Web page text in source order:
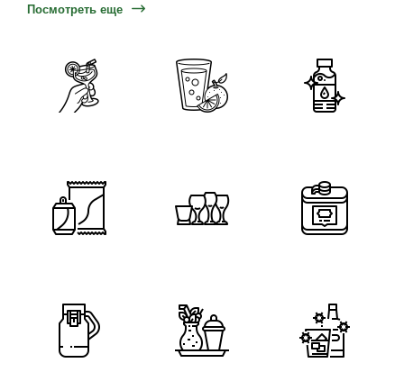
Посмотреть еще